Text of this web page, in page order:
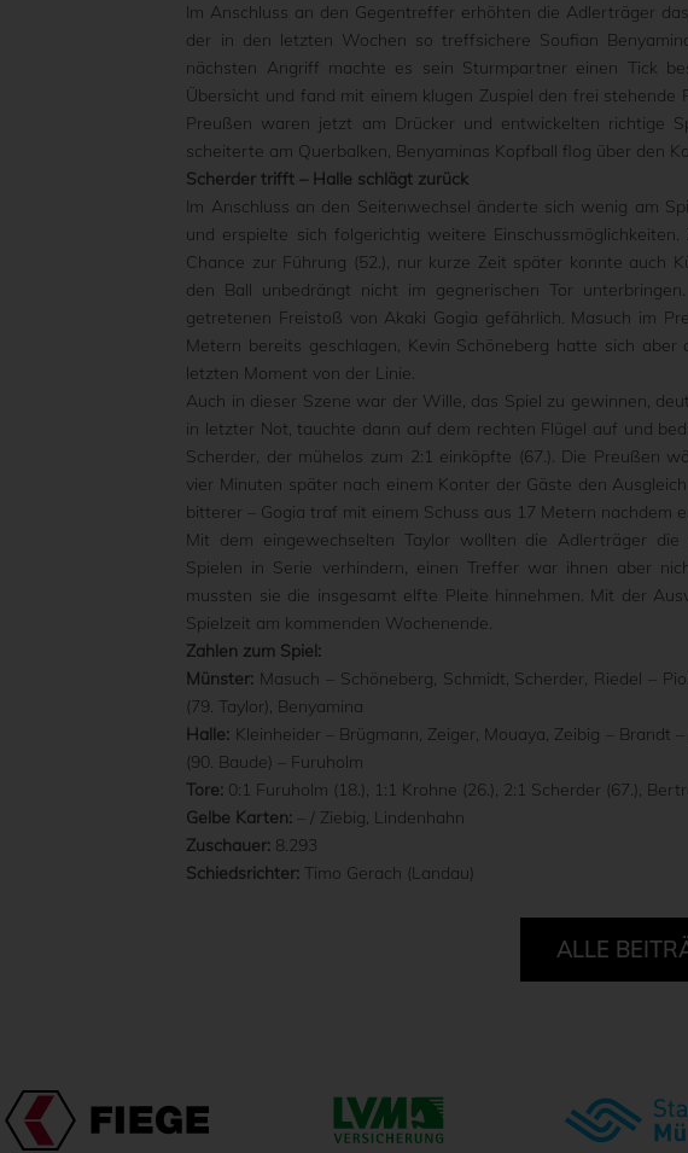
Im Anschluss an den Gegentreffer erhöhten die Adlerträger
der in den letzten Wochen so treffsichere Soufian
nächsten Angriff machte es sein Sturmpartner einen Tick
Übersicht und fand mit einem klugen Zuspiel den frei stehende
Preußen waren jetzt am Drücker und entwickelten richtige
scheiterte am Querbalken, Benyaminas Kopfball flog über den
Scherder trifft – Halle schlägt zurück
Im Anschluss an den Seitenwechsel änderte sich wenig am
und erspielte sich folgerichtig weitere
Chance zur Führung (52.), nur kurze Zeit später konnte auch
den Ball unbedrängt nicht im gegnerischen Tor
getretenen Freistoß von Akaki Gogia gefährlich. Masuch im
Metern bereits geschlagen, Kevin Schöneberg hatte sich
letzten Moment von der Linie.
Auch in dieser Szene war der Wille, das Spiel zu gewinnen,
in letzter Not, tauchte dann auf dem rechten Flügel auf und
Scherder, der mühelos zum 2:1 einköpfte (67.). Die Preußen
vier Minuten später nach einem Konter der Gäste den
bitterer – Gogia traf mit einem Schuss aus 17 Metern nachdem
Mit dem eingewechselten Taylor wollten die Adlerträger
Spielen in Serie verhindern, einen Treffer war ihnen aber
mussten sie die insgesamt elfte Pleite hinnehmen. Mit der
Spielzeit am kommenden Wochenende.
Zahlen zum Spiel:
Münster: Masuch – Schöneberg, Schmidt, Scherder, Riedel –
(79. Taylor), Benyamina
Halle: Kleinheider – Brügmann, Zeiger, Mouaya, Zeibig – Brandt
(90. Baude) – Furuholm
Tore: 0:1 Furuholm (18.), 1:1 Krohne (26.), 2:1 Scherder (67.),
Gelbe Karten:
– / Ziebig, Lindenhahn
Zuschauer: 8.293
Schiedsrichter: Timo Gerach (Landau)
ALLE